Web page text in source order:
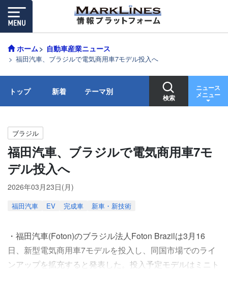
ホーム 自動車産業ニュース
福田汽車、ブラジルで電気商用車7モデル投入へ
トップ 新着 テーマ別
検索
ニュース
メニュー
ブラジル
福田汽車、ブラジルで電気商用車7モ
デル投入へ
2026年03月23日(月)
福田汽車 EV 完成車 新車・新技術
・福田汽車(Foton)のブラジル法人Foton Brazilは3月16
日、新型電気商用車7モデルを投入し、同国市場でのライ
ンアップを拡充すると発表した。投入予定モデルはミニト